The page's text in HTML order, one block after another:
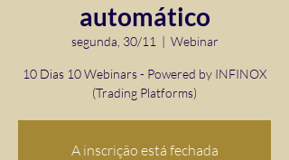
automático
segunda, 30/11
  |
Webinar
10 Dias 10 Webinars - Powered by INFINOX
(Trading Platforms)
A inscrição está fechada